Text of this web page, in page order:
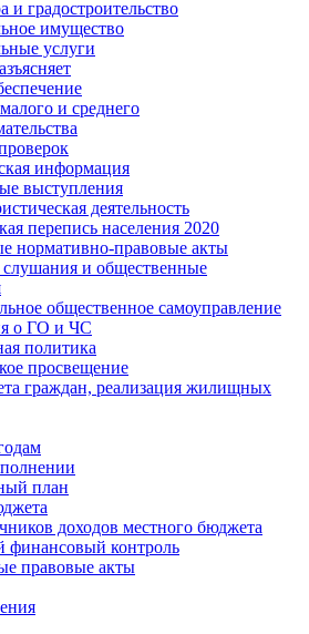
и градостроительство
имущество
услуги
и среднего
информация
выступления
деятельность
перепись населения 2020
нормативно-правовые акты
и общественные
общественное самоуправление
о ГО и ЧС
политика
просвещение
граждан, реализация жилищных
план
доходов местного бюджета
финансовый контроль
правовые акты